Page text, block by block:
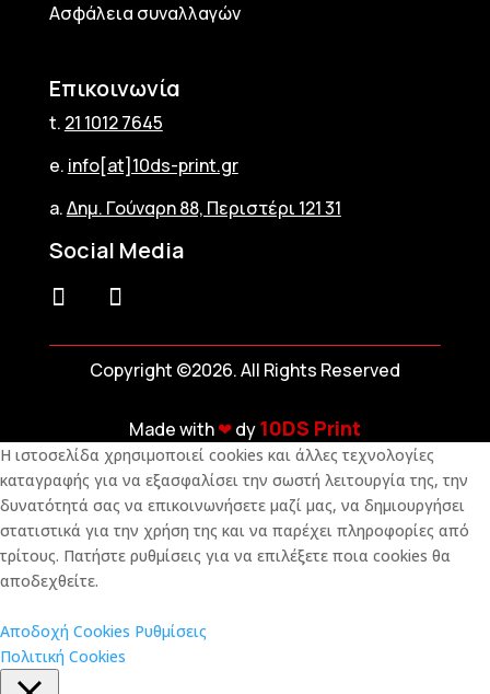
Ασφάλεια συναλλαγών
Επικοινωνία
t. 21 1012 7645
e. info[at]10ds-print.gr
a.Δημ. Γούναρη 88, Περιστέρι 121 31
Social Media
Copyright ©2026. All Rights Reserved
Made with❤︎dy10DS Print
Η ιστοσελίδα χρησιμοποιεί cookies και άλλες τεχνολογίες
καταγραφής για να εξασφαλίσει την σωστή λειτουργία της, την
δυνατότητά σας να επικοινωνήσετε μαζί μας, να δημιουργήσει
στατιστικά για την χρήση της και να παρέχει πληροφορίες από
τρίτους. Πατήστε ρυθμίσεις για να επιλέξετε ποια cookies θα
αποδεχθείτε.
Αποδοχή Cookies Ρυθμίσεις
Πολιτική Cookies